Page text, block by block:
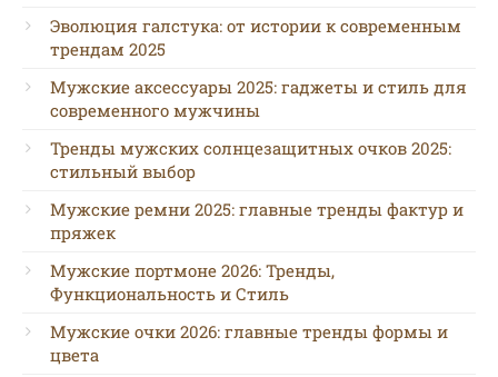
Эволюция галстука: от истории к современным
трендам 2025
Мужские аксессуары 2025: гаджеты и стиль для
современного мужчины
Тренды мужских солнцезащитных очков 2025:
стильный выбор
Мужские ремни 2025: главные тренды фактур и
пряжек
Мужские портмоне 2026: Тренды,
Функциональность и Стиль
Мужские очки 2026: главные тренды формы и
цвета